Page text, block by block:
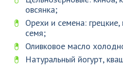
овсянка;
Орехи и семена:
семя;
Оливковое масло
Натуральный йогурт,